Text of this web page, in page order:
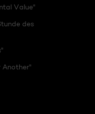
Value"
des